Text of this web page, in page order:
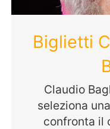
Biglietti
Claudio
seleziona
confronta il